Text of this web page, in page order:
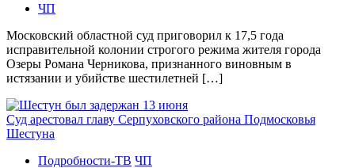
ЧП
Московский областной суд приговорил к 17,5 года
исправительной колонии строгого режима жителя города
Озеры Романа Черникова, признанного виновным в
истязании и убийстве шестилетней […]
Суд арестовал главу Серпуховского района Подмосковья
Шестуна
Подробности-ТВ ЧП